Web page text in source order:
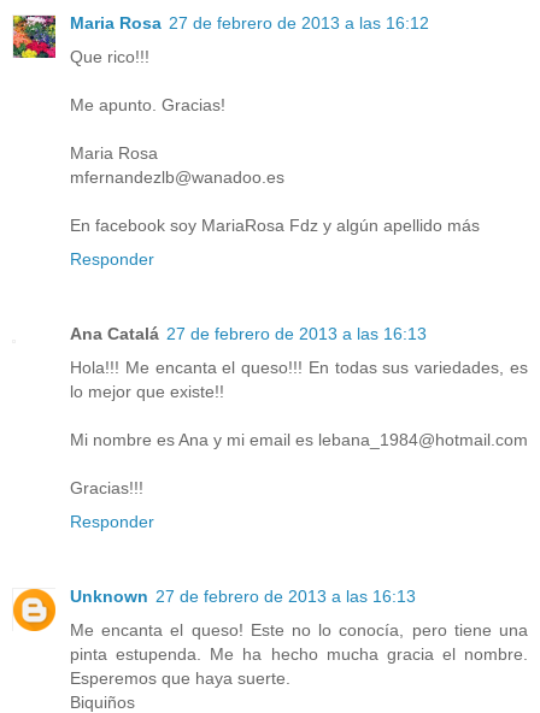
Maria Rosa 27 de febrero de 2013 a las 16:12
Que rico!!!
Me apunto. Gracias!
Maria Rosa
mfernandezlb@wanadoo.es
En facebook soy MariaRosa Fdz y algún apellido más
Responder
Ana Catalá 27 de febrero de 2013 a las 16:13
Hola!!! Me encanta el queso!!! En todas sus variedades, es
lo mejor que existe!!
Mi nombre es Ana y mi email es lebana_1984@hotmail.com
Gracias!!!
Responder
Unknown 27 de febrero de 2013 a las 16:13
Me encanta el queso! Este no lo conocía, pero tiene una
pinta estupenda. Me ha hecho mucha gracia el nombre.
Esperemos que haya suerte.
Biquiños